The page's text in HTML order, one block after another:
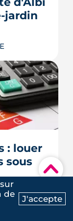
nous
▾
règles.
jardin
600 m²
piste du
d'Albi
Après
Le
: louer
sous
de
J'accepte